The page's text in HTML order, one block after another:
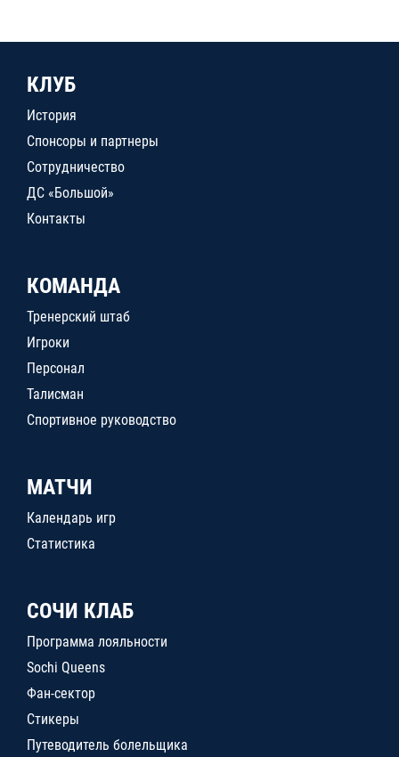
КЛУБ
История
Спонсоры и партнеры
Сотрудничество
ДС «Большой»
Контакты
КОМАНДА
Тренерский штаб
Игроки
Персонал
Талисман
Спортивное руководство
МАТЧИ
Календарь игр
Статистика
СОЧИ КЛАБ
Программа лояльности
Sochi Queens
Фан-сектор
Стикеры
Путеводитель болельщика